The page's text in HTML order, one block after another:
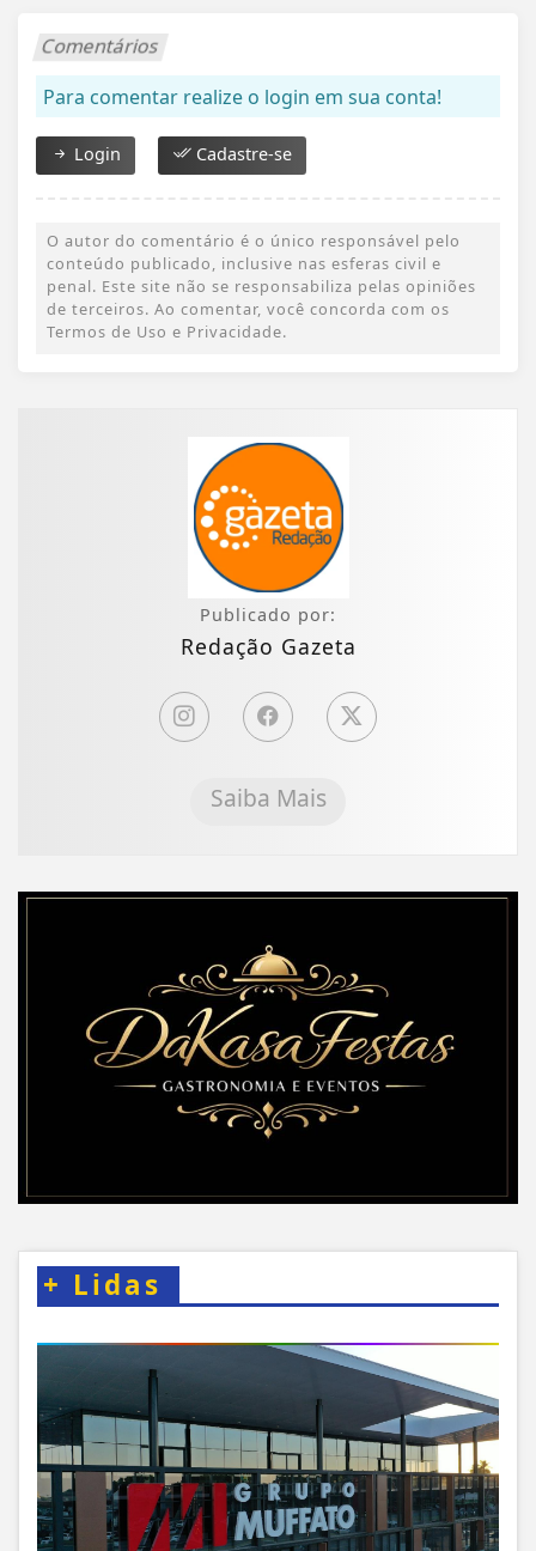
Comentários
Para comentar realize o login em sua conta!
Login Cadastre-se
O autor do comentário é o único responsável pelo
conteúdo publicado, inclusive nas esferas civil e
penal. Este site não se responsabiliza pelas opiniões
de terceiros. Ao comentar, você concorda com os
Termos de Uso e Privacidade.
Publicado por:
Redação Gazeta
Saiba Mais
+ Lidas